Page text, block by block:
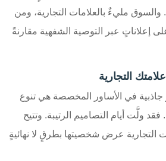
والسوق مليءٌ بالعلامات التجارية، ومن
إعلاناتٍ عبر التوصية الشفهية مقارنةً
التجارية
جاذبية في الأساور المخصصة هي تنوع
ولَّت أيام التصاميم الرتيبة. وتتيح
التجارية عرض شخصيتها بطرقٍ لا نهائيةٍ